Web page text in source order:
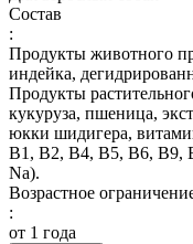
Состав
:
Продукты животного
индейка,
Продукты
кукуруза, пшеница,
юкки шидигера,
В1, В2, В4, В5, В6, В9,
Na).
Возрастное
:
от 1 года